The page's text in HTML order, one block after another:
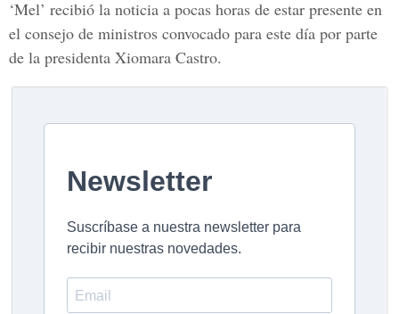
‘Mel’ recibió la noticia a pocas horas de estar presente en
el consejo de ministros convocado para este día por parte
de la presidenta Xiomara Castro.